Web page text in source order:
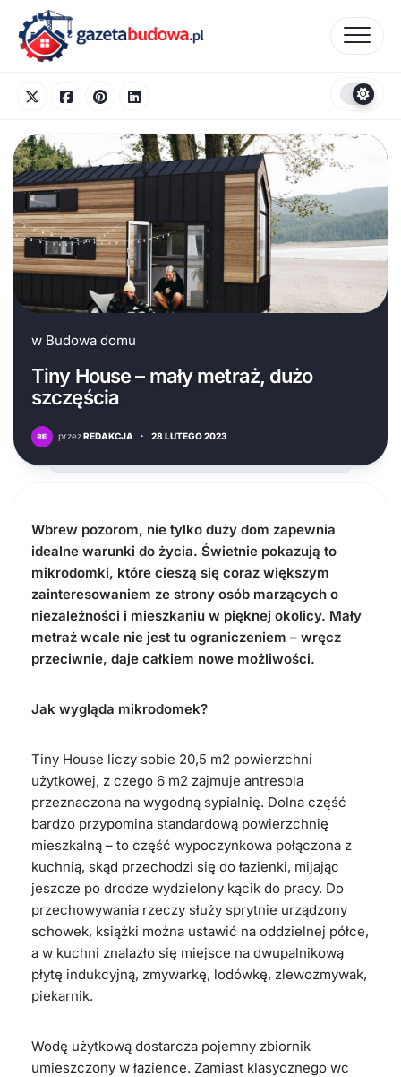
content
w Budowa domu
Tiny House – mały metraż, dużo
szczęścia
przezREDAKCJA · 28 LUTEGO 2023
Wbrew pozorom, nie tylko duży dom zapewnia
idealne warunki do życia. Świetnie pokazują to
mikrodomki, które cieszą się coraz większym
zainteresowaniem ze strony osób marzących o
niezależności i mieszkaniu w pięknej okolicy. Mały
metraż wcale nie jest tu ograniczeniem – wręcz
przeciwnie, daje całkiem nowe możliwości.
Jak wygląda mikrodomek?
Tiny House liczy sobie 20,5 m2 powierzchni
użytkowej, z czego 6 m2 zajmuje antresola
przeznaczona na wygodną sypialnię. Dolna część
bardzo przypomina standardową powierzchnię
mieszkalną – to część wypoczynkowa połączona z
kuchnią, skąd przechodzi się do łazienki, mijając
jeszcze po drodze wydzielony kącik do pracy. Do
przechowywania rzeczy służy sprytnie urządzony
schowek, książki można ustawić na oddzielnej półce,
a w kuchni znalazło się miejsce na dwupalnikową
płytę indukcyjną, zmywarkę, lodówkę, zlewozmywak,
piekarnik.
Wodę użytkową dostarcza pojemny zbiornik
umieszczony w łazience. Zamiast klasycznego wc